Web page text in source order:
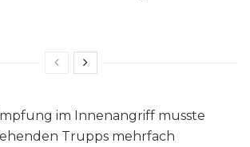
im Innenangriff musste
Trupps mehrfach